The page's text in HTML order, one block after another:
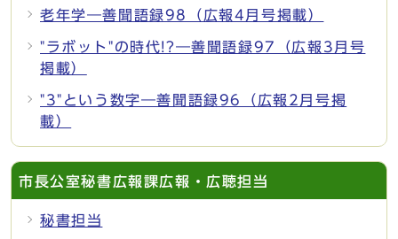
老年学―善聞語録98（広報4月号掲載）
"ラボット"の時代!?―善聞語録97（広報3月号
掲載）
"3"という数字―善聞語録96（広報2月号掲
載）
市長公室秘書広報課広報・広聴担当
秘書担当